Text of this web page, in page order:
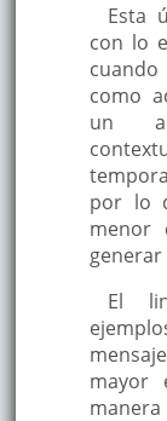
Esta
con lo
como
un
por lo
menor
El
mayor